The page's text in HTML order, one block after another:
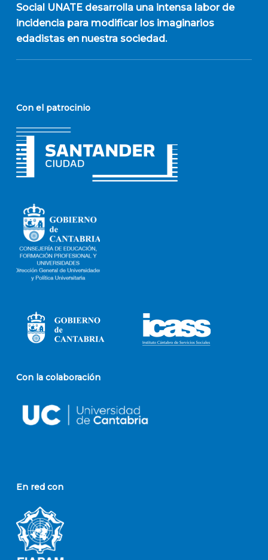
Social UNATE desarrolla una intensa labor de
incidencia para modificar los imaginarios
edadistas en nuestra sociedad.
Con el patrocinio
Con la colaboración
En red con